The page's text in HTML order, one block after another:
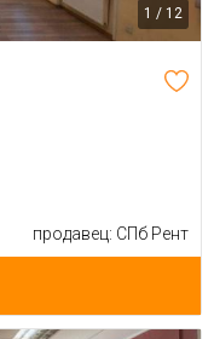
1 / 12
продавец: СПб Рент